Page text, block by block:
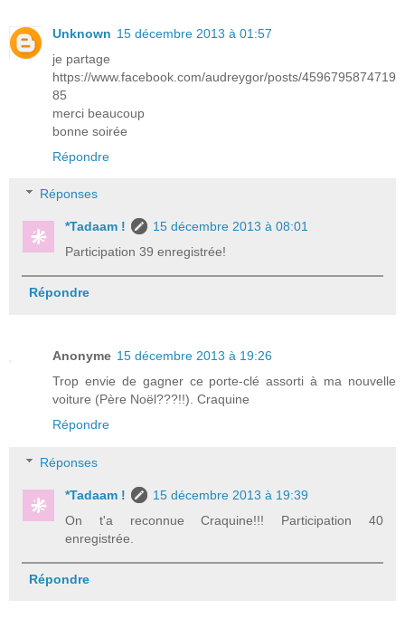
Unknown 15 décembre 2013 à 01:57
je partage
https://www.facebook.com/audreygor/posts/4596795874719
85
merci beaucoup
bonne soirée
Répondre
Réponses
*Tadaam !
15 décembre 2013 à 08:01
Participation 39 enregistrée!
Répondre
Anonyme 15 décembre 2013 à 19:26
Trop envie de gagner ce porte-clé assorti à ma nouvelle
voiture (Père Noël???!!). Craquine
Répondre
Réponses
*Tadaam !
15 décembre 2013 à 19:39
On t'a reconnue Craquine!!! Participation 40
enregistrée.
Répondre